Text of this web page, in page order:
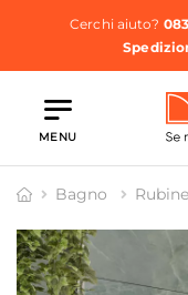
Cerchi aiuto?
MENU
Bagno